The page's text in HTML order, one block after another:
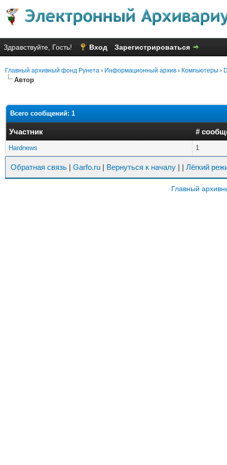
Здравствуйте, Гость! Вход Зарегистрироваться
Главный архивный фонд Рунета › Информационный архив › Компьютеры ›
Автор
Всего сообщений: 1
Участник #
Hardnews 1
Обратная связь | Garfo.ru | Вернуться к началу | | Лёгкий
Главный